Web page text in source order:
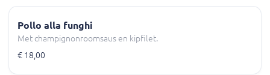
Pollo alla funghi
Met champignonroomsaus en kipfilet.
€ 18,00